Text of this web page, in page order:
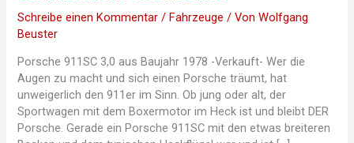
Schreibe einen Kommentar /Fahrzeuge / VonWolfgang
Beuster
Porsche 911SC 3,0 aus Baujahr 1978 -Verkauft- Wer die
Augen zu macht und sich einen Porsche träumt, hat
unweigerlich den 911er im Sinn. Ob jung oder alt, der
Sportwagen mit dem Boxermotor im Heck ist und bleibt DER
Porsche. Gerade ein Porsche 911SC mit den etwas breiteren